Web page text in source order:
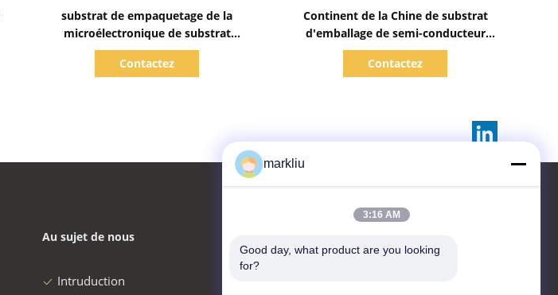
substrat de empaquetage de la
microélectronique de substrat
d'ensemble de semi-conducteur
d'épaisseur de 0.2mm
Contactez
Continent de la Chine de substrat
d'emballage de semi-conducteur
d'ODM d'OEM
Contactez
Au sujet de nous
Intruduction
markliu
3:16 AM
Good day, what product are you looking
for?